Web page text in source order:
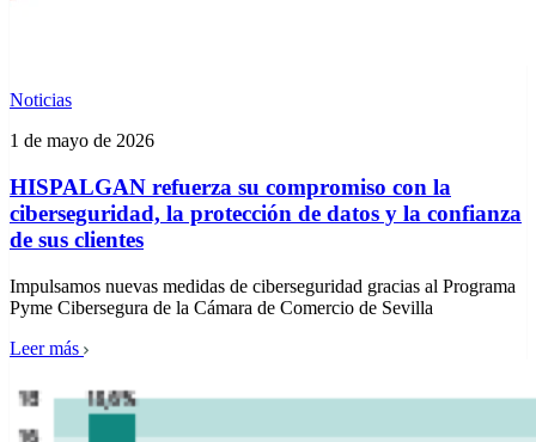
Noticias
1 de mayo de 2026
HISPALGAN refuerza su compromiso con la
ciberseguridad, la protección de datos y la confianza
de sus clientes
Impulsamos nuevas medidas de ciberseguridad gracias al Programa
Pyme Cibersegura de la Cámara de Comercio de Sevilla
Leer más